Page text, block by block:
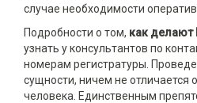
случае необходимости
Подробности о том, как делают
узнать у консультантов по
номерам регистратуры.
сущности, ничем не отличается
человека. Единственным